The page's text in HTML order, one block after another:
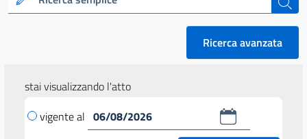
Ricerca avanzata
stai visualizzando l'atto
vigente al